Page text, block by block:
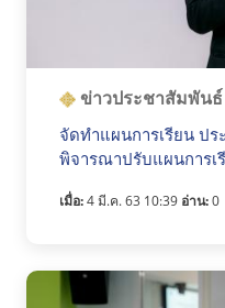
ข่าวประชาสัมพันธ์
จัดทำแผนการเรียน ปร
พิจารณาปรับแผนการเ
เมื่อ:4 มี.ค. 63 10:39 อ่าน:0